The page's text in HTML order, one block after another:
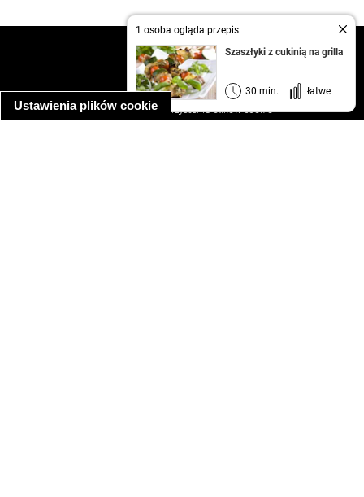
Ustawienia plików cookie
1 osoba ogląda przepis:
Szaszłyki z cukinią na grilla
30 min. łatwe
kontakt
regulamin
informacja o prywatności
informacja o wykorzystaniu plików cookie